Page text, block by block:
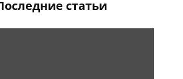
статьи